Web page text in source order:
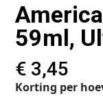
59ml,
€ 3,45
Korting per